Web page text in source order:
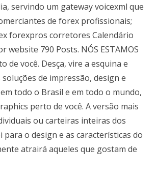
servindo um gateway voicexml que
de forex profissionais;
forexpros corretores Calendário
790 Posts. NÓS ESTAMOS
de você. Desça, vire a esquina e
de impressão, design e
todo o Brasil e em todo o mundo,
perto de você. A versão mais
ou carteiras inteiras dos
o design e as características do
atrairá aqueles que gostam de